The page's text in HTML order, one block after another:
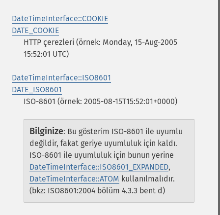
DateTimeInterface::COOKIE
DATE_COOKIE
HTTP çerezleri (örnek: Monday, 15-Aug-2005
15:52:01 UTC)
DateTimeInterface::ISO8601
DATE_ISO8601
ISO-8601 (örnek: 2005-08-15T15:52:01+0000)
Bilginize: Bu gösterim ISO-8601 ile uyumlu
değildir, fakat geriye uyumluluk için kaldı.
ISO-8601 ile uyumluluk için bunun yerine
DateTimeInterface::ISO8601_EXPANDED,
DateTimeInterface::ATOM kullanılmalıdır.
(bkz: ISO8601:2004 bölüm 4.3.3 bent d)